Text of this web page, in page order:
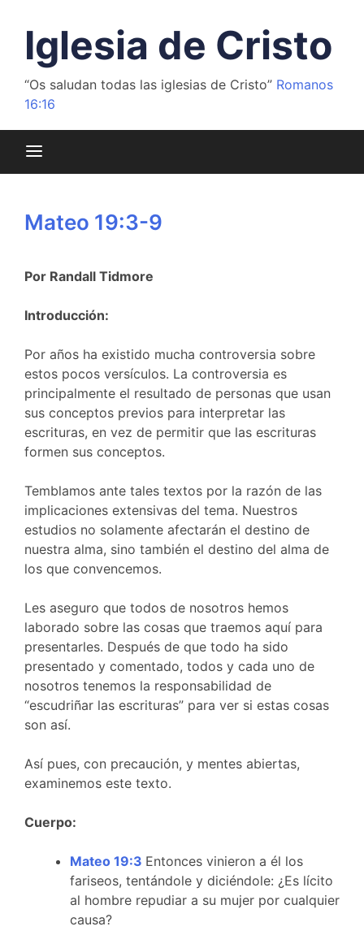
contenidoIglesia de Cristo
“Os saludan todas las iglesias de Cristo” Romanos
16:16
Mateo 19:3-9
Por Randall Tidmore
Introducción:
Por años ha existido mucha controversia sobre
estos pocos versículos. La controversia es
principalmente el resultado de personas que usan
sus conceptos previos para interpretar las
escrituras, en vez de permitir que las escrituras
formen sus conceptos.
Temblamos ante tales textos por la razón de las
implicaciones extensivas del tema. Nuestros
estudios no solamente afectarán el destino de
nuestra alma, sino también el destino del alma de
los que convencemos.
Les aseguro que todos de nosotros hemos
laborado sobre las cosas que traemos aquí para
presentarles. Después de que todo ha sido
presentado y comentado, todos y cada uno de
nosotros tenemos la responsabilidad de
“escudriñar las escrituras” para ver si estas cosas
son así.
Así pues, con precaución, y mentes abiertas,
examinemos este texto.
Cuerpo:
Mateo 19:3 Entonces vinieron a él los
fariseos, tentándole y diciéndole: ¿Es lícito
al hombre repudiar a su mujer por cualquier
causa?